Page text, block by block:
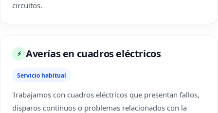
circuitos.
⚡ Averías en cuadros eléctricos
Servicio habitual
Trabajamos con cuadros eléctricos que presentan fallos,
disparos continuos o problemas relacionados con la